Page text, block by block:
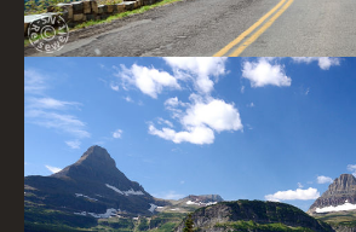
Going-to-the-Sun